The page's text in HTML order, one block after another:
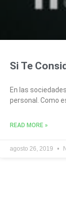
Si Te
En las
personal. Como
READ MORE »
agosto 26, 2019